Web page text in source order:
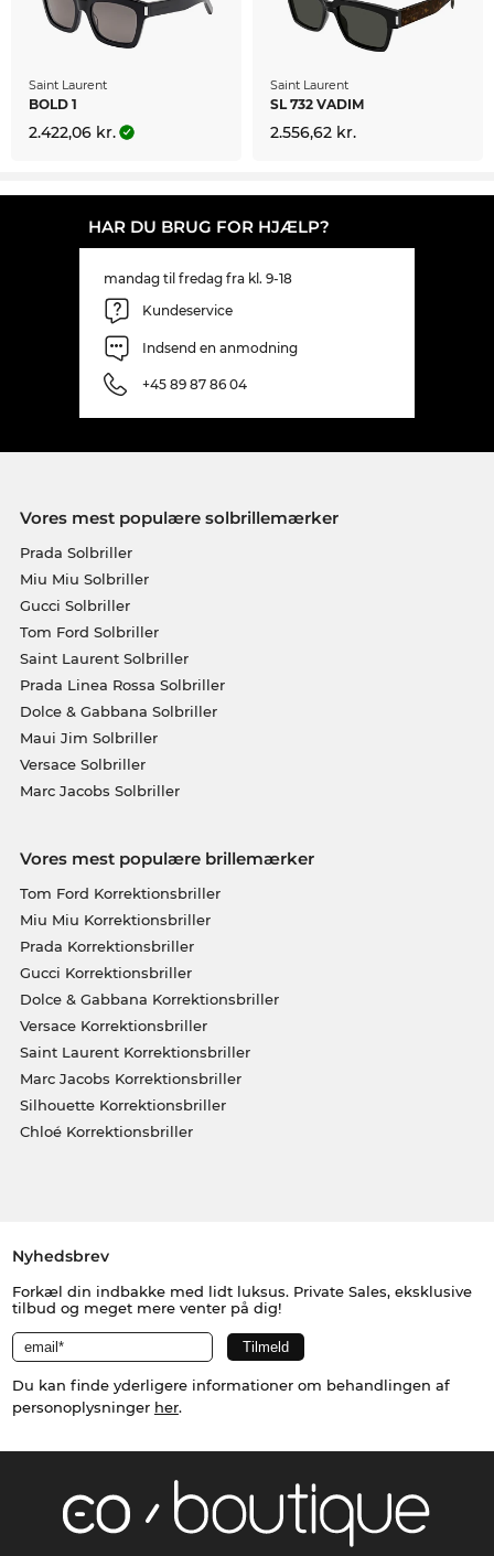
Saint Laurent
BOLD 1
2.422,06 kr.
Saint Laurent
SL 732 VADIM
2.556,62 kr.
HAR DU BRUG FOR HJÆLP?
mandag til fredag fra kl. 9-18
Kundeservice
Indsend en anmodning
+45 89 87 86 04
Vores mest populære solbrillemærker
Prada Solbriller
Miu Miu Solbriller
Gucci Solbriller
Tom Ford Solbriller
Saint Laurent Solbriller
Prada Linea Rossa Solbriller
Dolce & Gabbana Solbriller
Maui Jim Solbriller
Versace Solbriller
Marc Jacobs Solbriller
Vores mest populære brillemærker
Tom Ford Korrektionsbriller
Miu Miu Korrektionsbriller
Prada Korrektionsbriller
Gucci Korrektionsbriller
Dolce & Gabbana Korrektionsbriller
Versace Korrektionsbriller
Saint Laurent Korrektionsbriller
Marc Jacobs Korrektionsbriller
Silhouette Korrektionsbriller
Chloé Korrektionsbriller
Nyhedsbrev
Forkæl din indbakke med lidt luksus. Private Sales, eksklusive
tilbud og meget mere venter på dig!
Du kan finde yderligere informationer om behandlingen af
personoplysninger her.